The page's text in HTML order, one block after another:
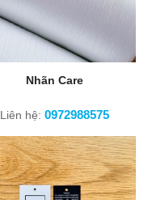
Nhãn Care
Liên hệ: 0972988575